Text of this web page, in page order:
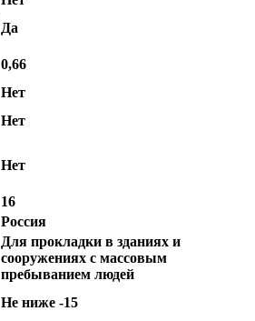
Да
0,66
Нет
Нет
Нет
16
Россия
Для прокладки в зданиях и
сооружениях с массовым
пребыванием людей
Не ниже -15